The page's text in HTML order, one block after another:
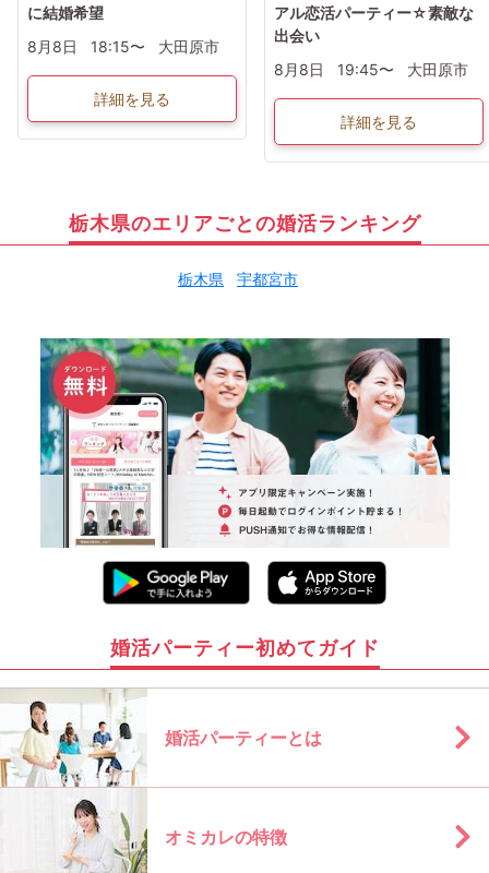
に結婚希望
8月8日
18:15〜 大田原市
詳細を見る
アル恋活パーティー☆素敵な
出会い
8月8日
19:45〜 大田原市
詳細を見る
栃木県のエリアごとの婚活ランキング
栃木県 宇都宮市
婚活パーティー初めてガイド
婚活パーティーとは
オミカレの特徴